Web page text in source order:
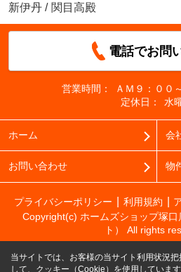
新伊丹 / 関目高殿
電話でお問
営業時間：
ＡＭ９：００
定休日：
水
ホーム 会
お問い合わせ 物
プライバシーポリシー 利用規約
Copyright(c) ホームズショップ塚
ト） All rights
当サイトでは、お客様の当サイト利用状況
して、クッキー（Cookie）を使用しています